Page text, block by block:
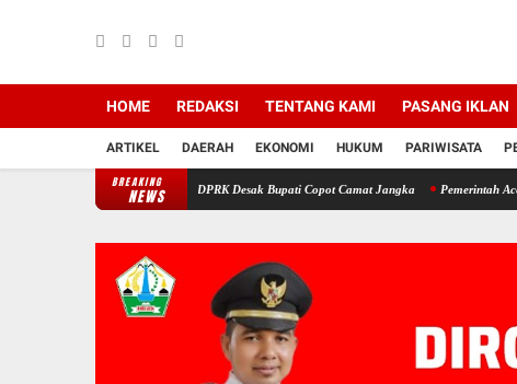
HOME REDAKSI TENTANG KAMI PASANG IKLAN
ARTIKEL DAERAH EKONOMI HUKUM PARIWISATA
BREAKING
NEWS
di Bireuen: Pimpinan DPRK Desak Bupati Copot Camat Jangka Pemerintah Aceh Evaluasi